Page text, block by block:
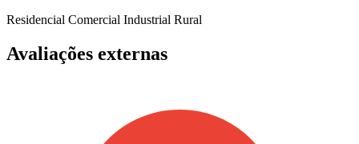
Residencial Comercial Industrial Rural
Avaliações externas